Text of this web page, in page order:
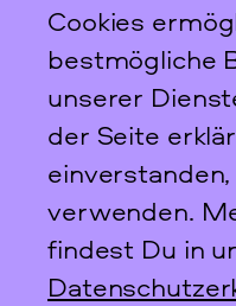
DDF-Projekt
Von Oktober 2016
Deutschen
es, die Geschichte
Form eines
Dachverbands
Cookies
bestmögliche
unserer
der Seite
verwenden.
findest Du in